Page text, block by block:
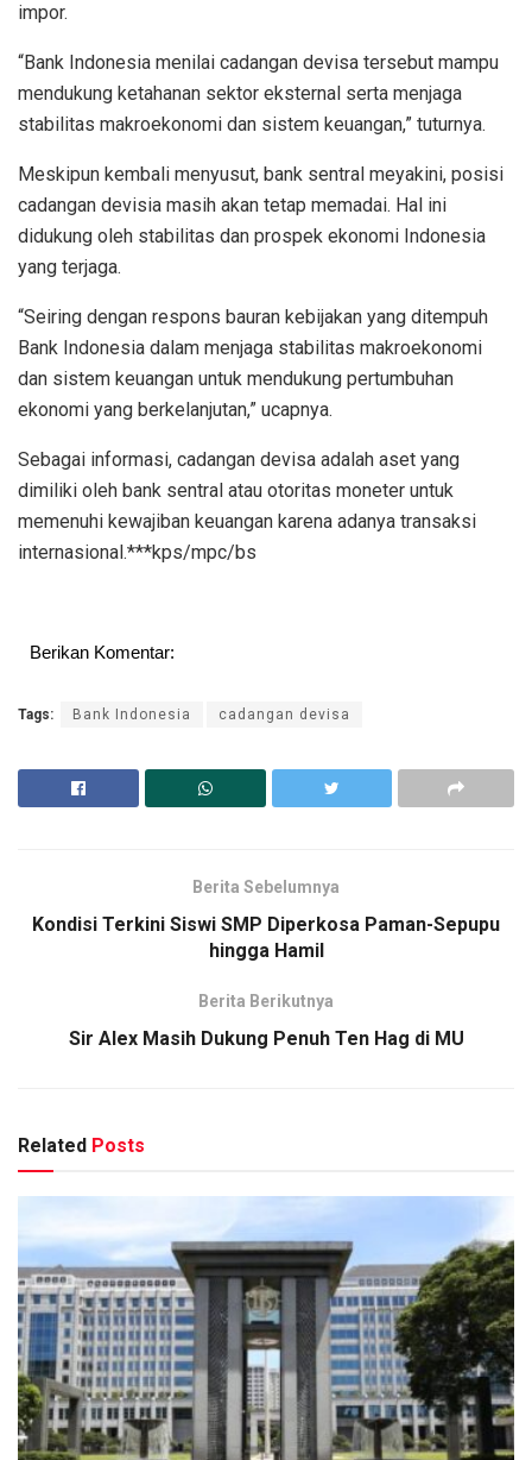
impor.
“Bank Indonesia menilai cadangan devisa tersebut mampu
mendukung ketahanan sektor eksternal serta menjaga
stabilitas makroekonomi dan sistem keuangan,” tuturnya.
Meskipun kembali menyusut, bank sentral meyakini, posisi
cadangan devisia masih akan tetap memadai. Hal ini
didukung oleh stabilitas dan prospek ekonomi Indonesia
yang terjaga.
“Seiring dengan respons bauran kebijakan yang ditempuh
Bank Indonesia dalam menjaga stabilitas makroekonomi
dan sistem keuangan untuk mendukung pertumbuhan
ekonomi yang berkelanjutan,” ucapnya.
Sebagai informasi, cadangan devisa adalah aset yang
dimiliki oleh bank sentral atau otoritas moneter untuk
memenuhi kewajiban keuangan karena adanya transaksi
internasional.***kps/mpc/bs
Berikan Komentar:
Tags: Bank Indonesia cadangan devisa
Berita Sebelumnya
Kondisi Terkini Siswi SMP Diperkosa Paman-Sepupu
hingga Hamil
Berita Berikutnya
Sir Alex Masih Dukung Penuh Ten Hag di MU
Related Posts